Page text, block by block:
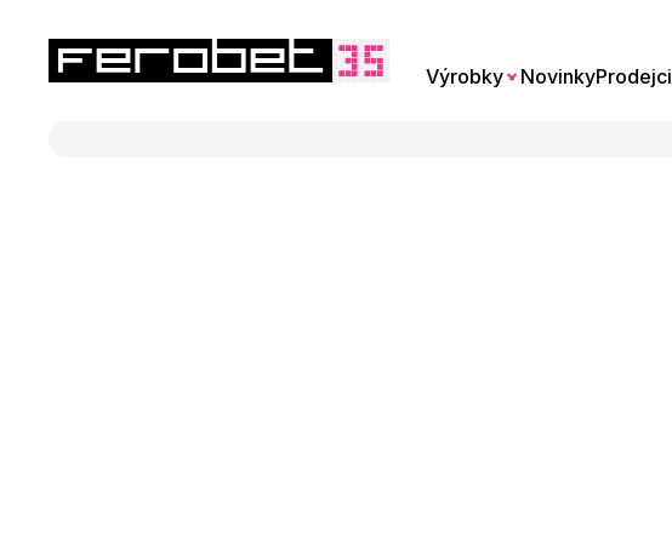
Výrobky NovinkyProdejci